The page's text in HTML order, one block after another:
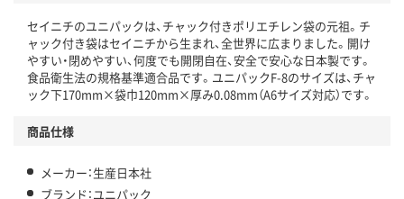
セイニチのユニパックは、チャック付きポリエチレン袋の元祖。チ
ャック付き袋はセイニチから生まれ、全世界に広まりました。開け
やすい・閉めやすい、何度でも開閉自在、安全で安心な日本製です。
食品衛生法の規格基準適合品です。ユニパックF-8のサイズは、チャ
ック下170mm×袋巾120mm×厚み0.08mm（A6サイズ対応）です。
商品仕様
メーカー：生産日本社
ブランド：ユニパック